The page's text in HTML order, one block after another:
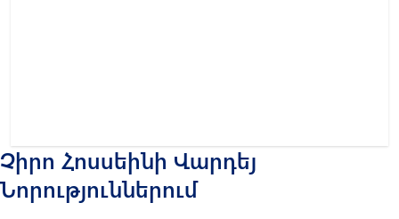
Չիրո Հոսսեինի Վարդեյ
Նորություններում